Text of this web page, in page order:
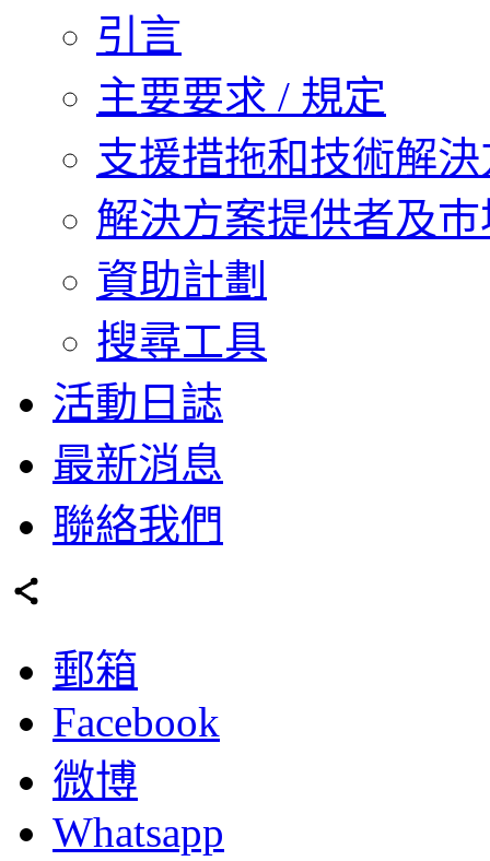
引言
主要要求 / 規定
支援措拖和技術解
解決方案提供者及
資助計劃
搜尋工具
活動日誌
最新消息
聯絡我們
郵箱
Facebook
微博
Whatsapp